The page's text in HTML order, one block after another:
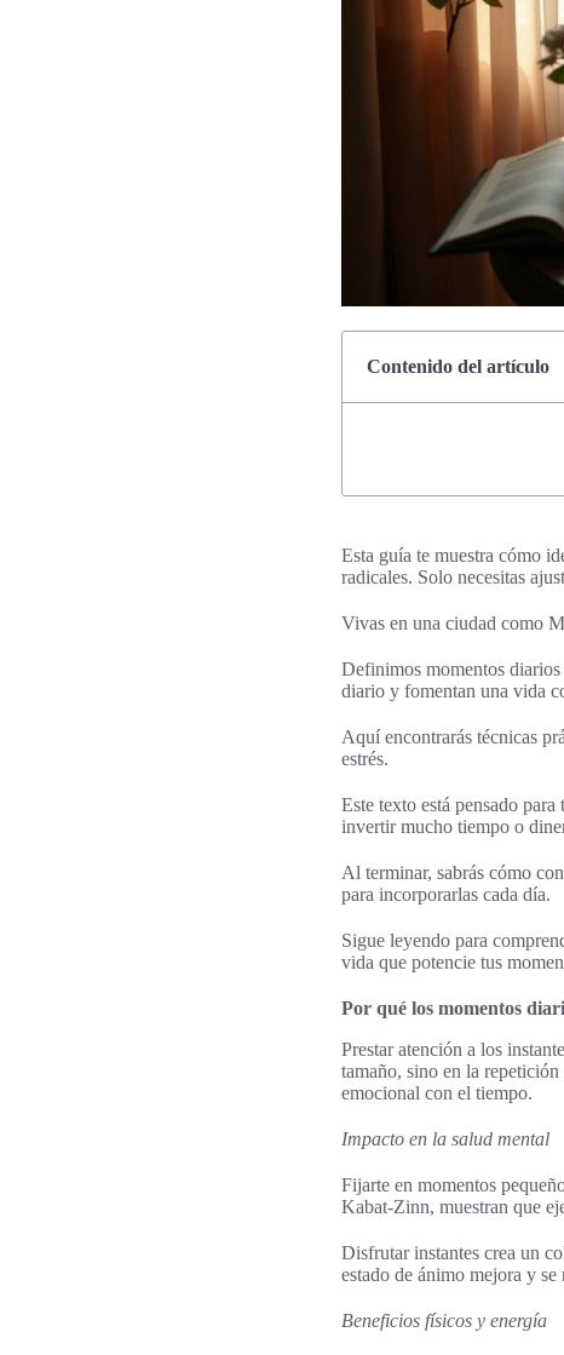
Contenido del artículo
Esta guía te muestra cómo
radicales. Solo necesitas
Vivas en una ciudad como
Definimos momentos
diario y fomentan una vida
Aquí encontrarás técnicas
estrés.
Este texto está pensado
invertir mucho tiempo o
Al terminar, sabrás cómo
para incorporarlas cada día.
Sigue leyendo para
vida que potencie tus
Por qué los momentos
Prestar atención a los
tamaño, sino en la
emocional con el tiempo.
Impacto en la salud mental
Fijarte en momentos
Kabat-Zinn, muestran que
Disfrutar instantes crea un
estado de ánimo mejora y
Beneficios físicos y energía